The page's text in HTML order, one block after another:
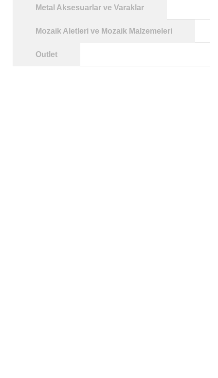
Metal Aksesuarlar ve Varaklar
Mozaik Aletleri ve Mozaik Malzemeleri
Outlet